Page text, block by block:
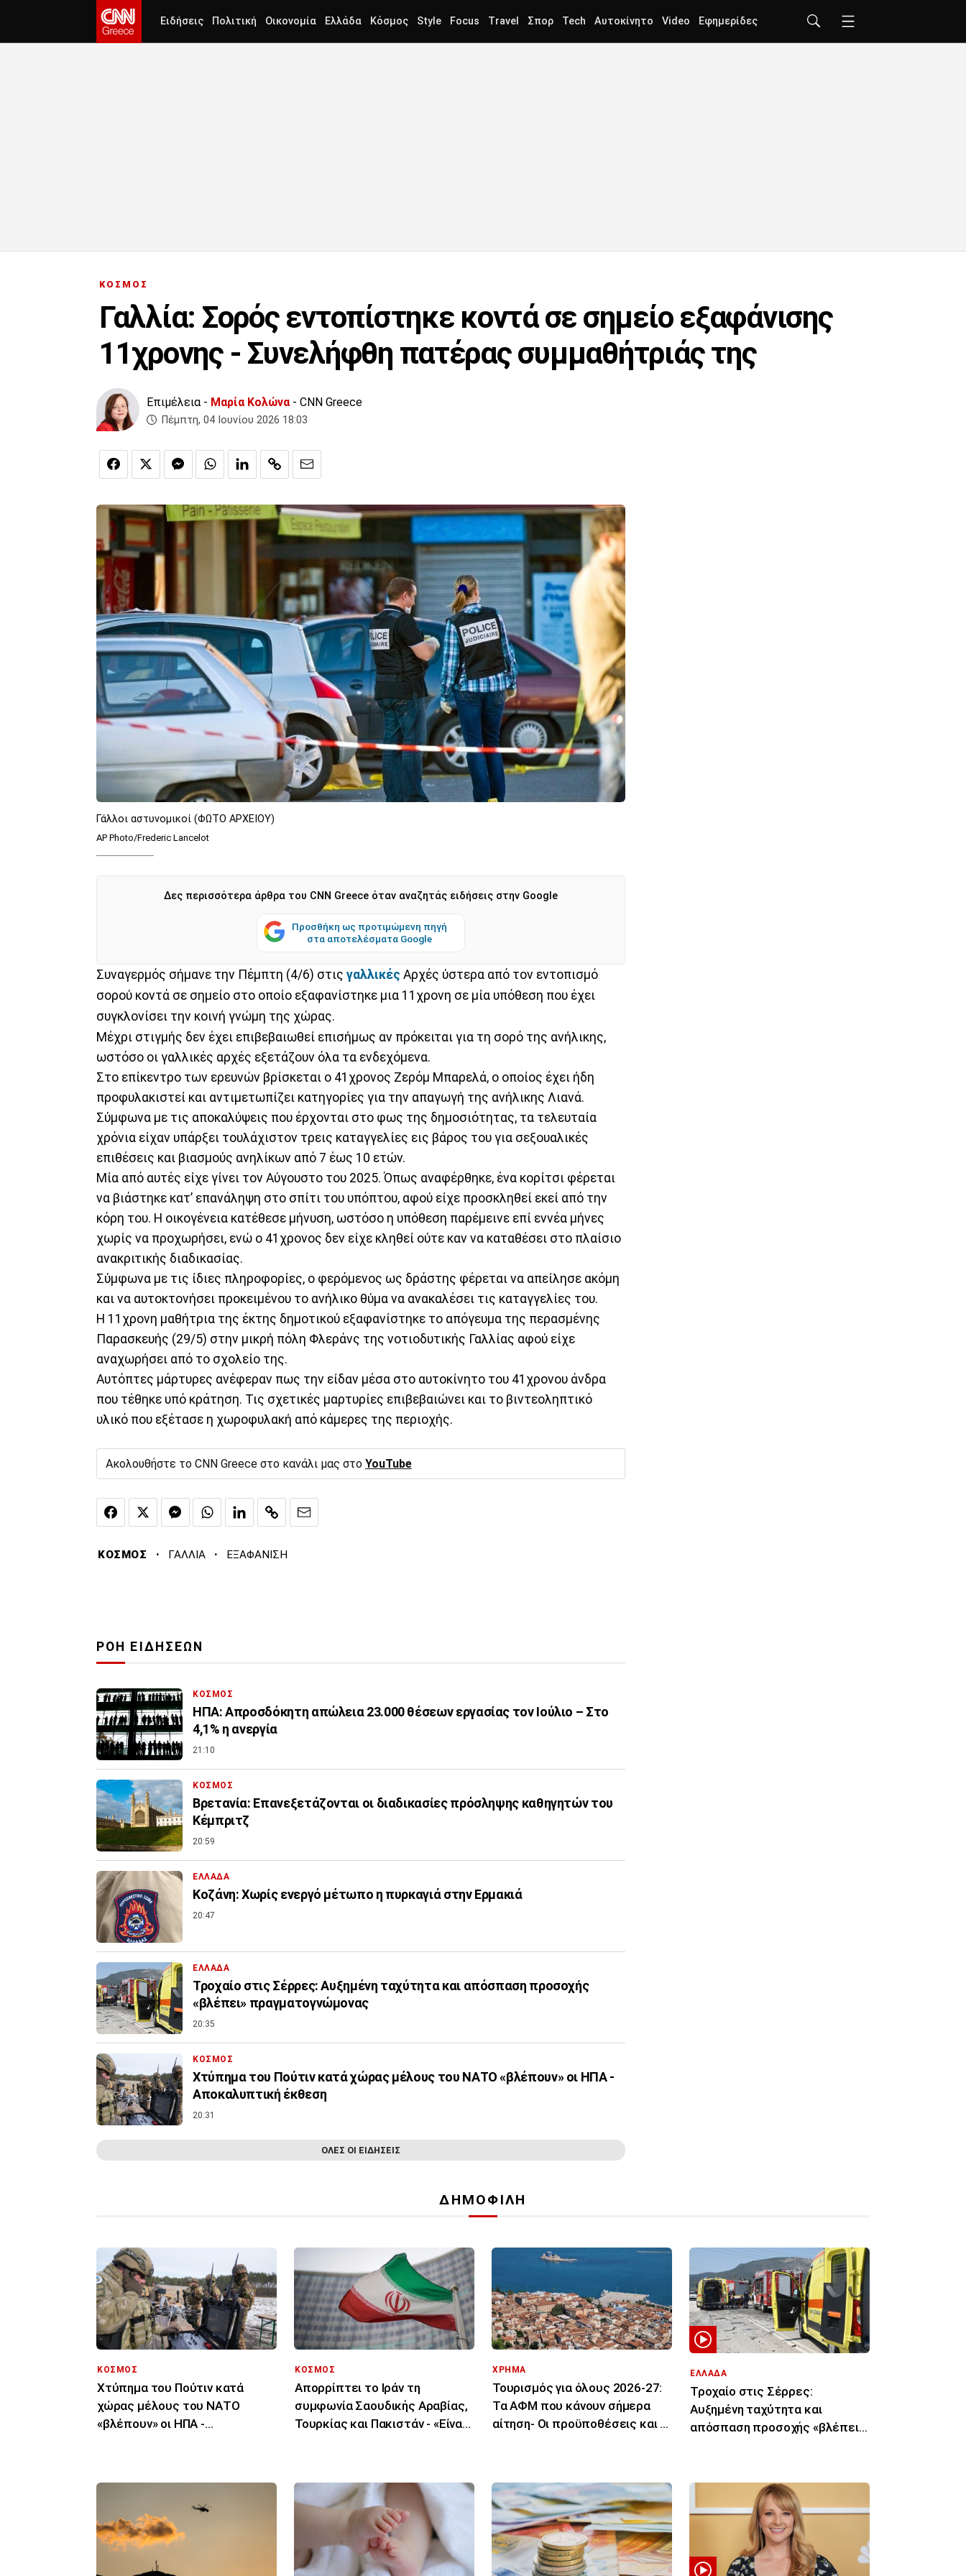
Ειδήσεις Πολιτική Οικονομία Ελλάδα Κόσμος Style Focus Travel Σπορ Tech Αυτοκίνητο Video Εφημερίδες
ΚΟΣΜΟΣ
Γαλλία: Σορός εντοπίστηκε κοντά σε σημείο εξαφάνισης
11χρονης - Συνελήφθη πατέρας συμμαθήτριάς της
Επιμέλεια - Μαρία Κολώνα- CNN Greece
Πέμπτη, 04 Ιουνίου 2026 18:03
Γάλλοι αστυνομικοί (ΦΩΤΟ ΑΡΧΕΙΟΥ)
AP Photo/Frederic Lancelot
Δες περισσότερα άρθρα του CNN Greece όταν αναζητάς ειδήσεις στην Google
Προσθήκη ως προτιμώμενη πηγή
στα αποτελέσματα Google
Συναγερμός σήμανε την Πέμπτη (4/6) στις γαλλικές Αρχές ύστερα από τον εντοπισμό
σορού κοντά σε σημείο στο οποίο εξαφανίστηκε μια 11χρονη σε μία υπόθεση που έχει
συγκλονίσει την κοινή γνώμη της χώρας.
Μέχρι στιγμής δεν έχει επιβεβαιωθεί επισήμως αν πρόκειται για τη σορό της ανήλικης,
ωστόσο οι γαλλικές αρχές εξετάζουν όλα τα ενδεχόμενα.
Στο επίκεντρο των ερευνών βρίσκεται ο 41χρονος Ζερόμ Μπαρελά, ο οποίος έχει ήδη
προφυλακιστεί και αντιμετωπίζει κατηγορίες για την απαγωγή της ανήλικης Λιανά.
Σύμφωνα με τις αποκαλύψεις που έρχονται στο φως της δημοσιότητας, τα τελευταία
χρόνια είχαν υπάρξει τουλάχιστον τρεις καταγγελίες εις βάρος του για σεξουαλικές
επιθέσεις και βιασμούς ανηλίκων από 7 έως 10 ετών.
Μία από αυτές είχε γίνει τον Αύγουστο του 2025. Όπως αναφέρθηκε, ένα κορίτσι φέρεται
να βιάστηκε κατ’ επανάληψη στο σπίτι του υπόπτου, αφού είχε προσκληθεί εκεί από την
κόρη του. Η οικογένεια κατέθεσε μήνυση, ωστόσο η υπόθεση παρέμεινε επί εννέα μήνες
χωρίς να προχωρήσει, ενώ ο 41χρονος δεν είχε κληθεί ούτε καν να καταθέσει στο πλαίσιο
ανακριτικής διαδικασίας.
Σύμφωνα με τις ίδιες πληροφορίες, ο φερόμενος ως δράστης φέρεται να απείλησε ακόμη
και να αυτοκτονήσει προκειμένου το ανήλικο θύμα να ανακαλέσει τις καταγγελίες του.
Η 11χρονη μαθήτρια της έκτης δημοτικού εξαφανίστηκε το απόγευμα της περασμένης
Παρασκευής (29/5) στην μικρή πόλη Φλεράνς της νοτιοδυτικής Γαλλίας αφού είχε
αναχωρήσει από το σχολείο της.
Αυτόπτες μάρτυρες ανέφεραν πως την είδαν μέσα στο αυτοκίνητο του 41χρονου άνδρα
που τέθηκε υπό κράτηση. Τις σχετικές μαρτυρίες επιβεβαιώνει και το βιντεοληπτικό
υλικό που εξέτασε η χωροφυλακή από κάμερες της περιοχής.
Ακολουθήστε το CNN Greece στο κανάλι μας στο YouTube
ΚΟΣΜΟΣ · ΓΑΛΛΙΑ · ΕΞΑΦΑΝΙΣΗ
ΡΟΗ ΕΙΔΗΣΕΩΝ
ΚΟΣΜΟΣ
ΗΠΑ: Απροσδόκητη απώλεια 23.000 θέσεων εργασίας τον Ιούλιο – Στο
4,1% η ανεργία
21:10
ΚΟΣΜΟΣ
Βρετανία: Επανεξετάζονται οι διαδικασίες πρόσληψης καθηγητών του
Κέμπριτζ
20:59
ΕΛΛΑΔΑ
Κοζάνη: Χωρίς ενεργό μέτωπο η πυρκαγιά στην Ερμακιά
20:47
ΕΛΛΑΔΑ
Τροχαίο στις Σέρρες: Αυξημένη ταχύτητα και απόσπαση προσοχής
«βλέπει» πραγματογνώμονας
20:35
ΚΟΣΜΟΣ
Χτύπημα του Πούτιν κατά χώρας μέλους του ΝΑΤΟ «βλέπουν» οι ΗΠΑ -
Αποκαλυπτική έκθεση
20:31
ΟΛΕΣ ΟΙ ΕΙΔΗΣΕΙΣ
ΔΗΜΟΦΙΛΗ
ΚΟΣΜΟΣ
Χτύπημα του Πούτιν κατά
χώρας μέλους του ΝΑΤΟ
«βλέπουν» οι ΗΠΑ -
ΚΟΣΜΟΣ
Απορρίπτει το Ιράν τη
συμφωνία Σαουδικής Αραβίας,
Τουρκίας και Πακιστάν - «Είναι
ΧΡΗΜΑ
Τουρισμός για όλους 2026-27:
Τα ΑΦΜ που κάνουν σήμερα
αίτηση- Οι προϋποθέσεις και οι
ΕΛΛΑΔΑ
Τροχαίο στις Σέρρες:
Αυξημένη ταχύτητα και
απόσπαση προσοχής «βλέπει»